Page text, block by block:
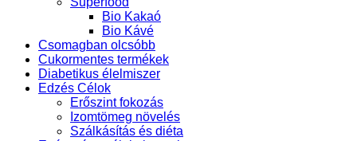
Bio Kakaó
Bio Kávé
Csomagban olcsóbb
Cukormentes termékek
Diabetikus élelmiszer
Edzés Célok
Erőszint fokozás
Izomtömeg növelés
Szálkásítás és diéta